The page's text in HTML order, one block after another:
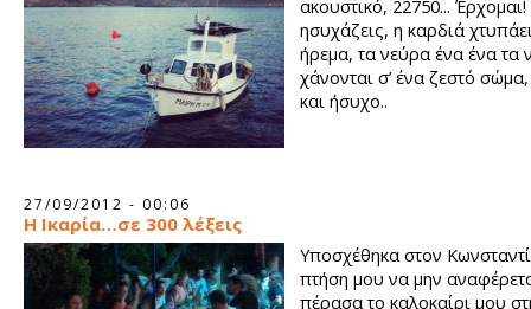
ακουστικό, 22750...
ησυχάζεις, η καρδιά
ήρεμα, τα νεύρα ένα ένα τα
χάνονται σ’ ένα ζεστό
και ήσυχο..
27/09/2012 - 00:06
Η Ικαρία…σε 300 λέξεις
Υποσχέθηκα στον
πτήση μου να μην
πέρασα το καλοκαίρι μου